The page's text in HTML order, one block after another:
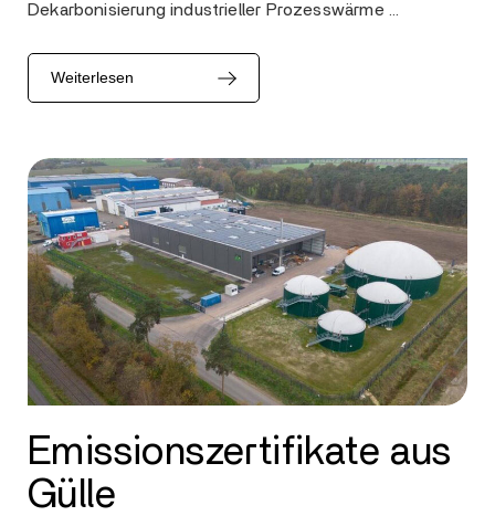
Dekarbonisierung industrieller Prozesswärme …
Weiterlesen
Emissionszertifikate aus
Gülle